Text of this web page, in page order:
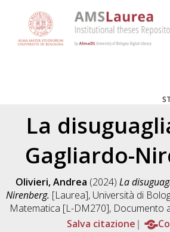
La
Gagliardo-
Olivieri, Andrea (2024)La
Nirenberg. [Laurea], Università di
Matematica [L-DM270], Documento
Salva citazione